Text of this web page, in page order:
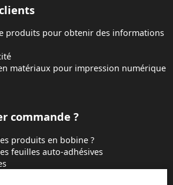
produits pour obtenir des informations
matériaux pour impression numérique
commande ?
produits en bobine ?
feuilles auto-adhésives